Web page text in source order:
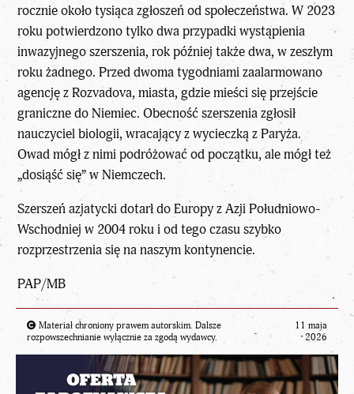
rocznie około tysiąca zgłoszeń od społeczeństwa. W 2023
roku potwierdzono tylko dwa przypadki wystąpienia
inwazyjnego szerszenia, rok później także dwa, w zeszłym
roku żadnego. Przed dwoma tygodniami zaalarmowano
agencję z Rozvadova, miasta, gdzie mieści się przejście
graniczne do Niemiec. Obecność szerszenia zgłosił
nauczyciel biologii, wracający z wycieczką z Paryża.
Owad mógł z nimi podróżować od początku, ale mógł też
„dosiąść się” w Niemczech.
Szerszeń azjatycki dotarł do Europy z Azji Południowo-
Wschodniej w 2004 roku i od tego czasu szybko
rozprzestrzenia się na naszym kontynencie.
PAP/MB
Materiał chroniony prawem autorskim. Dalsze
rozpowszechnianie wyłącznie za zgodą wydawcy.
11 maja
2026